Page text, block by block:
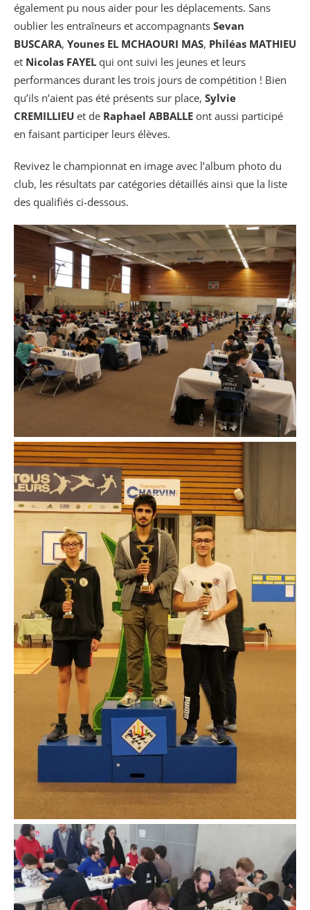
également pu nous aider pour les déplacements. Sans
oublier les entraîneurs et accompagnants Sevan
BUSCARA, Younes EL MCHAOURI MAS, Philéas MATHIEU
et Nicolas FAYEL qui ont suivi les jeunes et leurs
performances durant les trois jours de compétition ! Bien
qu’ils n’aient pas été présents sur place, Sylvie
CREMILLIEU et de Raphael ABBALLE ont aussi participé
en faisant participer leurs élèves.
Revivez le championnat en image avec l’album photo du
club, les résultats par catégories détaillés ainsi que la liste
des qualifiés ci-dessous.